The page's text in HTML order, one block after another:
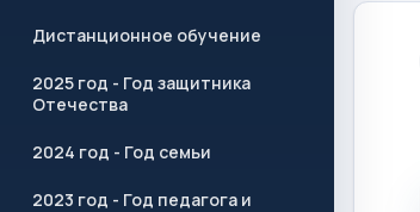
Дистанционное обучение
2025 год - Год защитника
Отечества
2024 год - Год семьи
2023 год - Год педагога и